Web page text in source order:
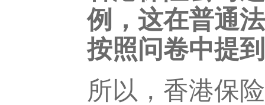
例，这在普通
按照问卷中提
所以，香港保